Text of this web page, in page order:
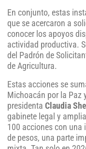
En conjunto, estas
que se acercaron a
conocer los apoyos
actividad productiva.
del Padrón de
de Agricultura.
Estas acciones se
Michoacán por la Paz
presidenta Claudia
gabinete legal y
100 acciones con una
de pesos, una parte